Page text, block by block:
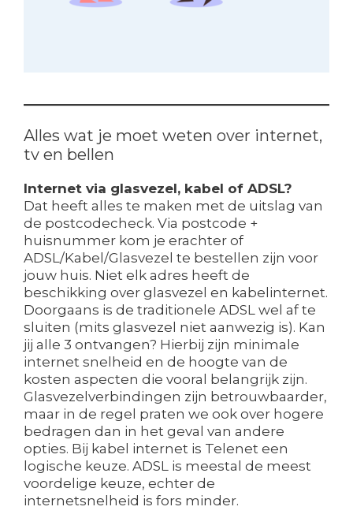
Alles wat je moet weten over internet,
tv en bellen
Internet via glasvezel, kabel of ADSL?
Dat heeft alles te maken met de uitslag van
de postcodecheck. Via postcode +
huisnummer kom je erachter of
ADSL/Kabel/Glasvezel te bestellen zijn voor
jouw huis. Niet elk adres heeft de
beschikking over glasvezel en kabelinternet.
Doorgaans is de traditionele ADSL wel af te
sluiten (mits glasvezel niet aanwezig is). Kan
jij alle 3 ontvangen? Hierbij zijn minimale
internet snelheid en de hoogte van de
kosten aspecten die vooral belangrijk zijn.
Glasvezelverbindingen zijn betrouwbaarder,
maar in de regel praten we ook over hogere
bedragen dan in het geval van andere
opties. Bij kabel internet is Telenet een
logische keuze. ADSL is meestal de meest
voordelige keuze, echter de
internetsnelheid is fors minder.